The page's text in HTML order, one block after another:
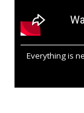
Everything is